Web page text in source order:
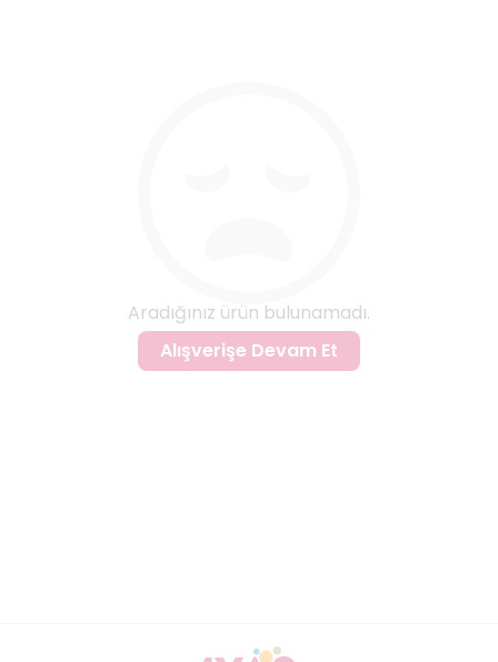
Aradığınız ürün bulunamadı.
Alışverişe Devam Et